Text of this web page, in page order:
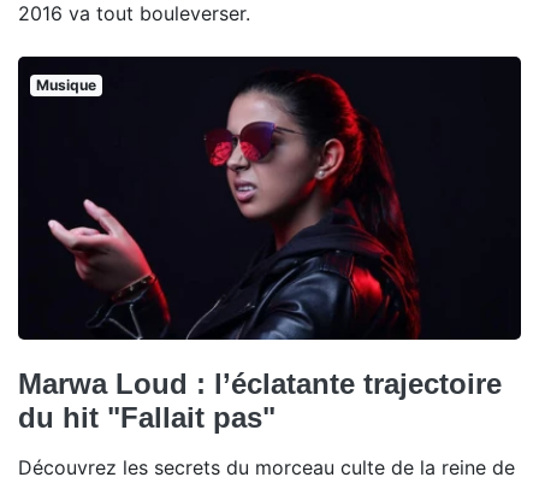
2016 va tout bouleverser.
Musique
Marwa Loud : l’éclatante trajectoire
du hit "Fallait pas"
Découvrez les secrets du morceau culte de la reine de